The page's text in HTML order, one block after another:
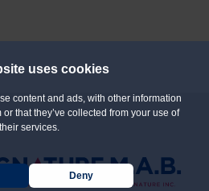
uses cookies
content and ads, with other information
that they’ve collected from your use of
their services.
Deny